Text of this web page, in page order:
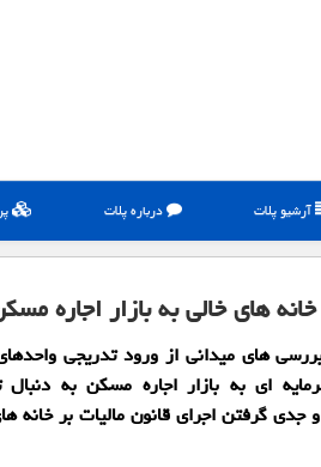
آرشیو پلات درباره پلات
های خالی به بازار اجاره
های میدانی از ورود تدریجی
ای به بازار اجاره مسکن به
جدی گرفتن اجرای قانون مالیات بر خانه